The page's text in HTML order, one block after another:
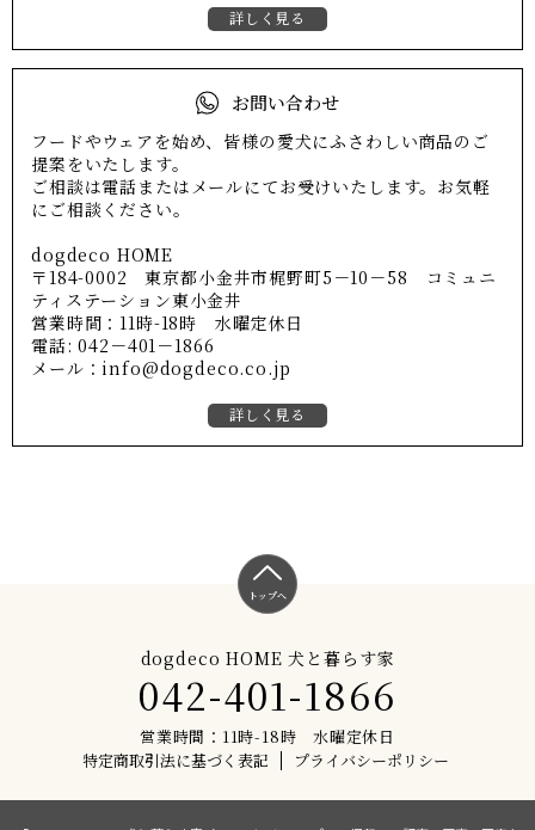
詳しく見る
お問い合わせ
フードやウェアを始め、皆様の愛犬にふさわしい商品のご
提案をいたします。
ご相談は電話またはメールにてお受けいたします。お気軽
にご相談ください。
dogdeco HOME
〒184-0002 東京都小金井市梶野町5－10－58 コミュニ
ティステーション東小金井
営業時間：11時-18時 水曜定休日
電話: 042－401－1866
メール：info@dogdeco.co.jp
詳しく見る
トップへ
dogdeco HOME 犬と暮らす家
042-401-1866
営業時間：11時-18時 水曜定休日
特定商取引法に基づく表記
プライバシーポリシー